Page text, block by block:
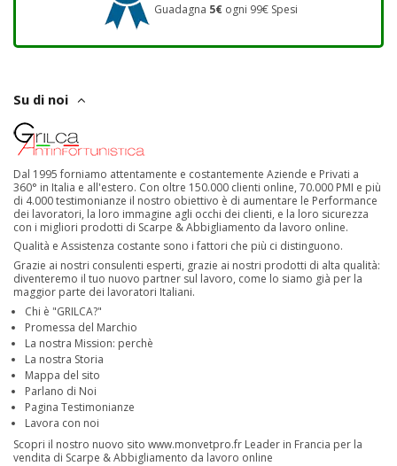
Guadagna 5€ ogni 99€ Spesi
Su di noi
Dal 1995 forniamo attentamente e costantemente Aziende e Privati a
360° in Italia e all'estero. Con oltre 150.000 clienti online, 70.000 PMI e più
di 4.000 testimonianze il nostro obiettivo è di aumentare le Performance
dei lavoratori, la loro immagine agli occhi dei clienti, e la loro sicurezza
con i migliori prodotti di Scarpe & Abbigliamento da lavoro online.
Qualità e Assistenza costante sono i fattori che più ci distinguono.
Grazie ai nostri consulenti esperti, grazie ai nostri prodotti di alta qualità:
diventeremo il tuo nuovo partner sul lavoro, come lo siamo già per la
maggior parte dei lavoratori Italiani.
Chi è "GRILCA?"
Promessa del Marchio
La nostra Mission: perchè
La nostra Storia
Mappa del sito
Parlano di Noi
Pagina Testimonianze
Lavora con noi
Scopri il nostro nuovo sito www.monvetpro.fr Leader in Francia per la
vendita di Scarpe & Abbigliamento da lavoro online